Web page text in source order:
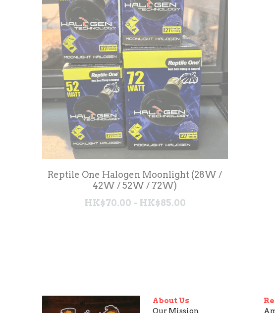
Reptile One Halogen Moonlight (28W /
42W / 52W / 72W)
HK$70.00 - HK$85.00
Reptile One 夜用藍色加熱燈
(28w/100W/150W)
HK$89.00 - HK$99.00